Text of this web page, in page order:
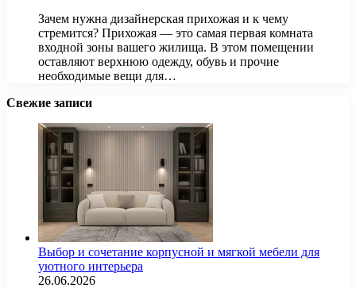
Зачем нужна дизайнерская прихожая и к чему
стремится? Прихожая — это самая первая комната
входной зоны вашего жилища. В этом помещении
оставляют верхнюю одежду, обувь и прочие
необходимые вещи для…
Свежие записи
Выбор и сочетание корпусной и мягкой мебели для
уютного интерьера
26.06.2026